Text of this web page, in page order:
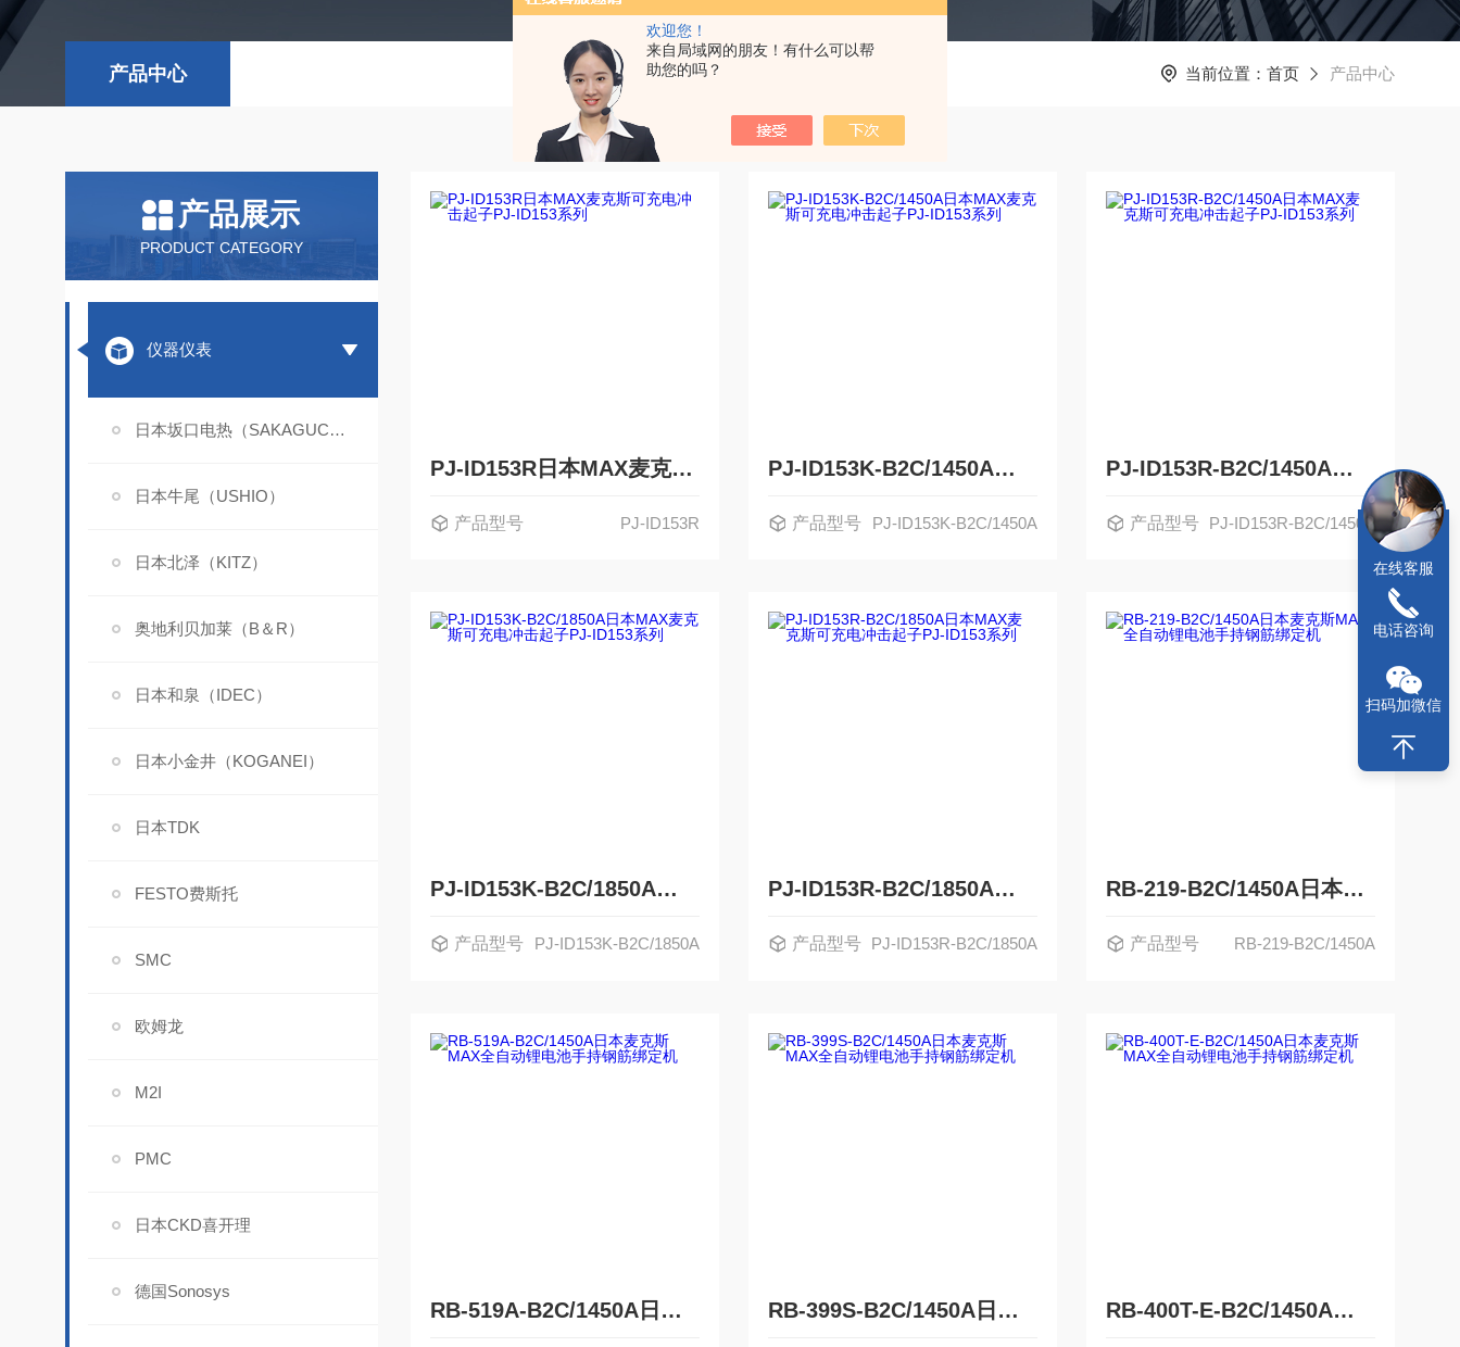
欢迎您！
来自局域网的朋友！有什么可以帮
助您的吗？
产品中心 当前位置： 首页 产品中心
产品展示
PRODUCT CATEGORY
仪器仪表
日本坂口电热（SAKAGUCHI）
日本牛尾（USHIO）
日本北泽（KITZ）
奥地利贝加莱（B＆R）
日本和泉（IDEC）
日本小金井（KOGANEI）
日本TDK
FESTO费斯托
SMC
欧姆龙
M2I
PMC
日本CKD喜开理
德国Sonosys
PJ-ID153R日本MAX麦克斯可充电冲击起子PJ-ID153系列
产品型号 PJ-ID153R
PJ-ID153K-B2C/1450A日本MAX麦克斯可充电冲击起子PJ-ID153系列
产品型号 PJ-ID153K-B2C/1450A
PJ-ID153R-B2C/1450A日本MAX麦克斯可充电冲击起子PJ-ID153系列
产品型号 PJ-ID153R-B2C/1450A
PJ-ID153K-B2C/1850A日本MAX麦克斯可充电冲击起子PJ-ID153系列
产品型号 PJ-ID153K-B2C/1850A
PJ-ID153R-B2C/1850A日本MAX麦克斯可充电冲击起子PJ-ID153系列
产品型号 PJ-ID153R-B2C/1850A
RB-219-B2C/1450A日本麦克斯MAX全自动锂电池手持钢筋绑定机
产品型号 RB-219-B2C/1450A
RB-519A-B2C/1450A日本麦克斯MAX全自动锂电池手持钢筋绑定机 RB-399S-B2C/1450A日本麦克斯MAX全自动锂电池手持钢筋绑定机 RB-400T-E-B2C/1450A日本麦克斯MAX全自动锂电池手持钢筋绑定机
在线客服
电话咨询
扫码加微信